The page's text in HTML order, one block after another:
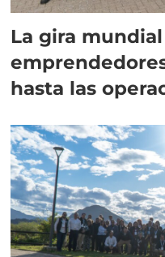
La gira
hasta las